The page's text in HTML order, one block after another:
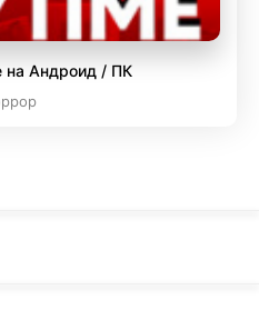
на Андроид / ПК